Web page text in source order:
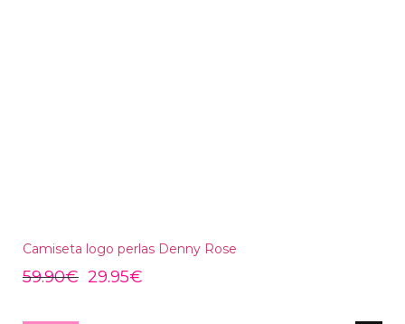
Camiseta logo perlas Denny Rose
59.90€ 29.95€